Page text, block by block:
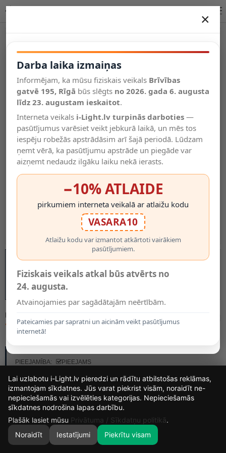
Salīdzināt
Vēlmju
saraksts
Valodas
0
MODELIS:
76.00€
PIEEJAMĪBA:
PIEEJAMS
×
Darba laika izmaiņas
Informējam, ka mūsu fiziskais veikals Brīvības
gatvē 195, Rīgā būs slēgts no 2026. gada 6. augusta
līdz 23. augustam ieskaitot.
Interneta veikals i-Light.lv turpinās darboties —
pasūtījumus varēsiet veikt jebkurā laikā, un mēs tos
iespēju robežās apstrādāsim arī šajā periodā. Lūdzam
ņemt vērā, ka pasūtījumu apstrāde un piegāde var
aizņemt nedaudz ilgāku laiku nekā ierasts.
−10% ATLAIDE
pirkumiem interneta veikalā ar atlaižu kodu
VASARA10
Atlaižu kodu var izmantot atkārtoti vairākiem
pasūtījumiem.
Fiziskais veikals atkal būs atvērts no
24. augusta.
Atvainojamies par sagādātajām neērtībām.
Pateicamies par sapratni un aicinām veikt pasūtījumus
internetā!
15
DIENAS
4
STUNDAS
26
MIN.
43
Lai uzlabotu i-Light.lv pieredzi un rādītu atbilstošas reklāmas,
izmantojam sīkdatnes. Jūs varat piekrist visām, noraidīt ne-
nepieciešamās vai izvēlēties kategorijas. Nepieciešamās
sīkdatnes nodrošina lapas darbību.
Plašāk lasiet mūsu Privātuma / Sīkdatņu politikā.
Noraidīt
Iestatījumi Piekrītu visam